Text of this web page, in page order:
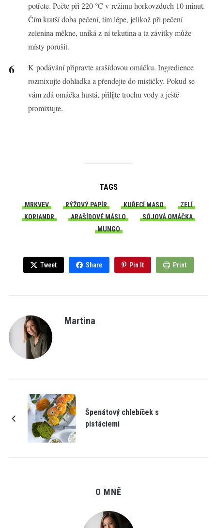
potřete. Pečte při 220 °C v režimu horkovzduch 10 minut.
Čím kratší doba pečení, tím lépe, jelikož při pečení
zelenina měkne, uniká z ní tekutina a ta závitky může
místy porušit.
K podávání připravte arašídovou omáčku. Ingredience
rozmixujte dohladka a přendejte do mističky. Pokud se
vám zdá omáčka hustá, přilijte trochu vody a ještě
promixujte.
TAGS
MRKVEV RÝŽOVÝ PAPÍR KUŘECÍ MASO
ZELÍ
KORIANDR
ARAŠÍDOVÉ MÁSLO
SÓJOVÁ OMÁČKA
MUNGO
Tweet Share Pin It Print
Martina
Špenátový chlebíček s
pistáciemi
O MNĚ